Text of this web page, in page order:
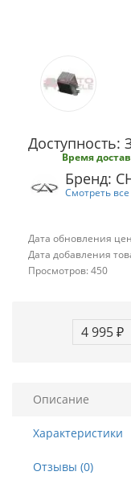
Доступность:
Время
Бренд:
Смотреть
Дата обновления
Дата добавления
Просмотров: 450
4 995 ₽
Описание
Характеристики
Отзывы (0)